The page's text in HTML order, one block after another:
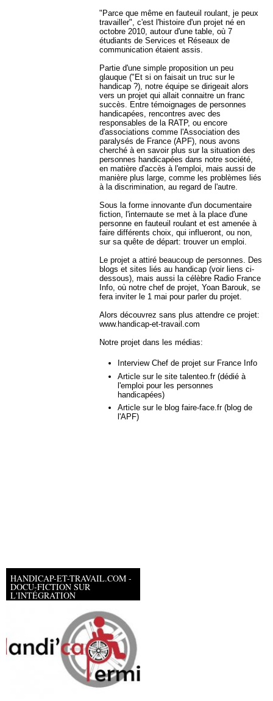
"Parce que même en fauteuil roulant, je peux
travailler", c'est l'histoire d'un projet né en
octobre 2010, autour d'une table, où 7
étudiants de Services et Réseaux de
communication étaient assis.
Partie d'une simple proposition un peu
glauque ("Et si on faisait un truc sur le
handicap ?), notre équipe se dirigeait alors
vers un projet qui allait connaitre un franc
succès. Entre témoignages de personnes
handicapées, rencontres avec des
responsables de la RATP, ou encore
d'associations comme l'Association des
paralysés de France (APF), nous avons
cherché à en savoir plus sur la situation des
personnes handicapées dans notre société,
en matière d'accès à l'emploi, mais aussi de
manière plus large, comme les problèmes liés
à la discrimination, au regard de l'autre.
Sous la forme innovante d'un documentaire
fiction, l'internaute se met à la place d'une
personne en fauteuil roulant et est amenée à
faire différents choix, qui influeront, ou non,
sur sa quête de départ: trouver un emploi.
Le projet a attiré beaucoup de personnes. Des
blogs et sites liés au handicap (voir liens ci-
dessous), mais aussi la célèbre Radio France
Info, où notre chef de projet, Yoan Barouk, se
fera inviter le 1 mai pour parler du projet.
Alors découvrez sans plus attendre ce projet:
www.handicap-et-travail.com
Notre projet dans les médias:
Interview Chef de projet sur France Info
Article sur le site talenteo.fr (dédié à
l'emploi pour les personnes
handicapées)
Article sur le blog faire-face.fr (blog de
l'APF)
HANDICAP-ET-TRAVAIL.COM -
DOCU-FICTION SUR
L'INTÉGRATION
PROFESSIONNELLE DES
PERSONNES EN FAUTEUIL